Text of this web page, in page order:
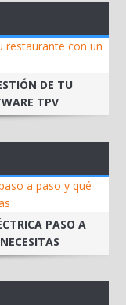
DE TU
TPV
PASO A